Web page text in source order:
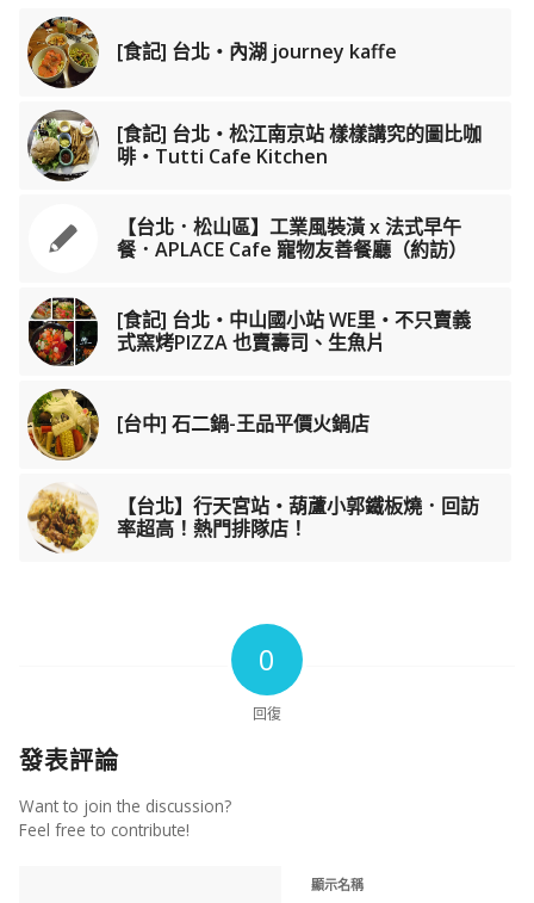
[食記] 台北‧內湖 journey kaffe
[食記] 台北‧松江南京站 樣樣講究的圖比咖
啡‧Tutti Cafe Kitchen
【台北．松山區】工業風裝潢 x 法式早午
餐．APLACE Cafe 寵物友善餐廳（約訪）
[食記] 台北‧中山國小站 WE里‧不只賣義
式窯烤PIZZA 也賣壽司、生魚片
[台中] 石二鍋-王品平價火鍋店
【台北】行天宮站・葫蘆小郭鐵板燒．回訪
率超高！熱門排隊店！
0
回復
發表評論
Want to join the discussion?
Feel free to contribute!
顯示名稱